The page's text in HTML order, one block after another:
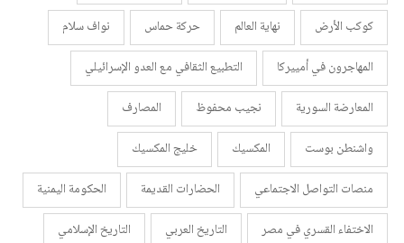
كوكب الأرض
نهاية العالم حركة حماس
نواف سلام
المهاجرون في أمييركا
التطبيع الثقافي مع العدو الإسرائيلي
المعارضة السورية
نجيب محفوظ
المصارف
واشنطن بوست
المكسيك
خليج المكسيك
منصات التواصل الاجتماعي
الحضارات القديمة
الحكومة اليمنية
الاختفاء القسري في مصر
التاريخ العربي
التاريخ الإسلامي